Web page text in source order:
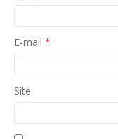
E-mail *
Site